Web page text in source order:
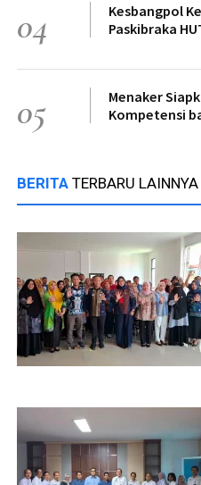
04
Kesbangpol
Paskibraka
05
Menaker
Kompetensi
BERITA TERBARU LAINNYA